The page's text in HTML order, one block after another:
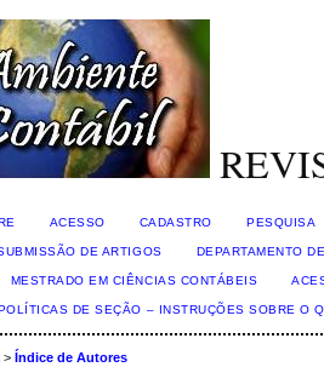
ACESSO CADASTRO PESQUISA
DE ARTIGOS DEPARTAMENTO
MESTRADO EM CIÊNCIAS CONTÁBEIS
DE SEÇÃO – INSTRUÇÕES SOBRE O
> Índice de Autores